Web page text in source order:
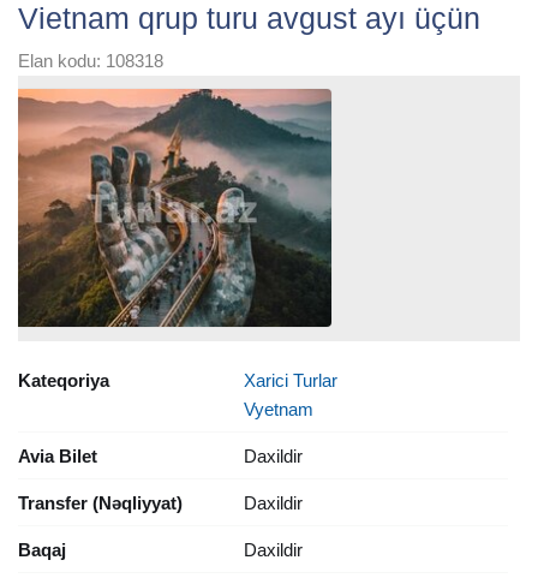
Vietnam qrup turu avgust ayı üçün
Elan kodu: 108318
Kateqoriya
Xarici Turlar
Vyetnam
Avia Bilet Daxildir
Transfer (Nəqliyyat) Daxildir
Baqaj Daxildir